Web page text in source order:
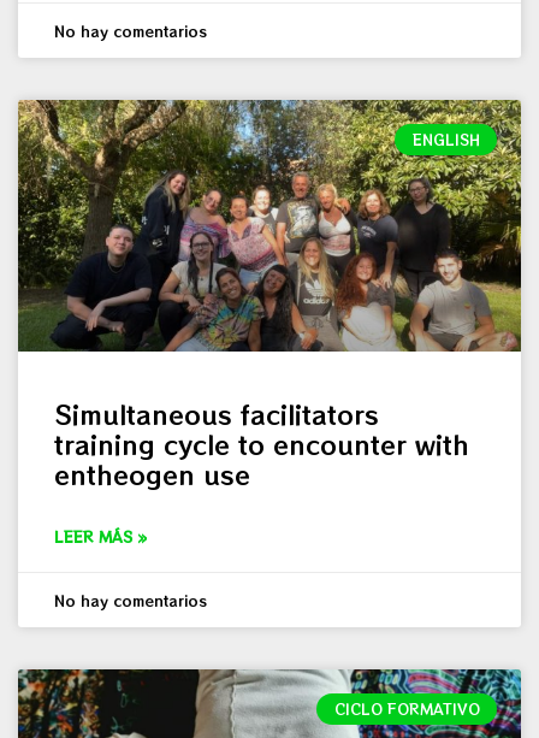
No hay comentarios
ENGLISH
Simultaneous facilitators
training cycle to encounter with
entheogen use
LEER MÁS »
No hay comentarios
CICLO FORMATIVO